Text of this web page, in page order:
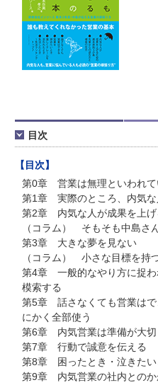
目次
【目次】
第0章 営業は無理といわれて
第1章 実際のところ、内気な
第2章 内気な人が成果を上げ
（コラム） そもそも中島さ
第3章 大きな夢を見ない
（コラム） 小さな目標を持
第4章 一般的なやり方に捉わ
模索する
第5章 話さなくても営業はで
にかく全部使う
第6章 内気営業は準備が大切
第7章 行動で誠意を伝える
第8章 困ったとき・泣きたい
第9章 内気営業の社内とのか